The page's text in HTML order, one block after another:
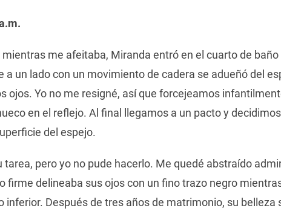
mientras me afeitaba, Miranda entró en el cuarto de baño
a un lado con un movimiento de cadera se adueñó del
ojos. Yo no me resigné, así que forcejeamos
en el reflejo. Al final llegamos a un pacto y decidimos
del espejo.
tarea, pero yo no pude hacerlo. Me quedé abstraído
firme delineaba sus ojos con un fino trazo negro
inferior. Después de tres años de matrimonio, su belleza